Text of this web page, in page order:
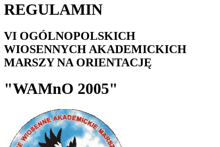
REGULAMIN
VI OGÓLNOPOLSKICH
WIOSENNYCH AKADEMICKICH
MARSZY NA ORIENTACJĘ
"WAMnO 2005"